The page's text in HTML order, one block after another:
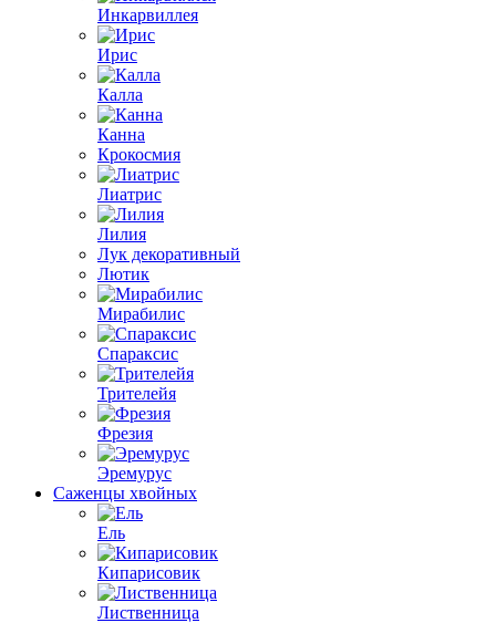
Инкарвиллея
Ирис
Калла
Канна
Крокосмия
Лиатрис
Лилия
Лук декоративный
Лютик
Мирабилис
Спараксис
Трителейя
Фрезия
Эремурус
Саженцы хвойных
Ель
Кипарисовик
Лиственница